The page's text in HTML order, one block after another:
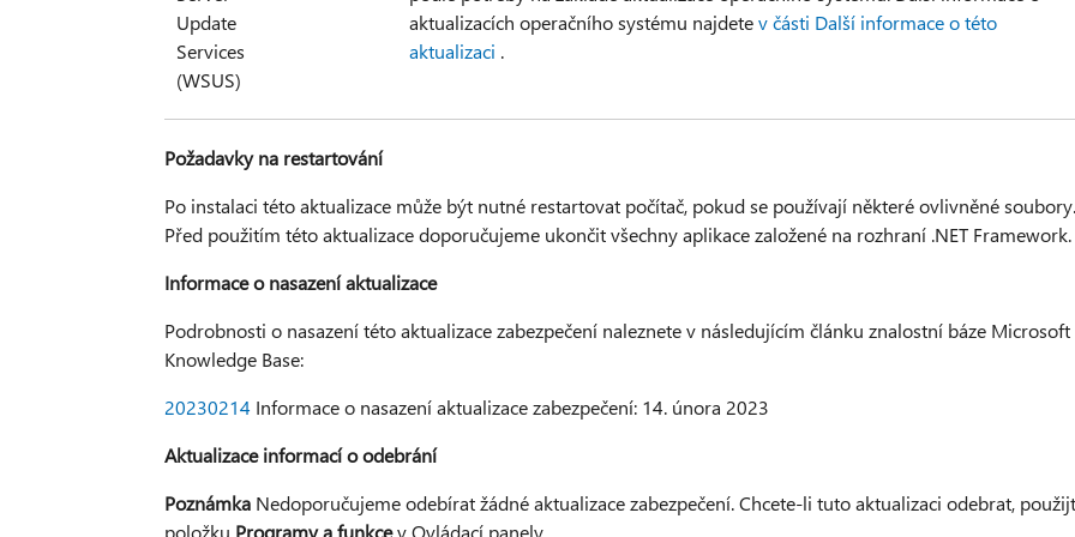
Update
Services
(WSUS)
aktualizacích operačního systému najdetev části Další informace o této
aktualizaci .
Požadavky na restartování
Po instalaci této aktualizace může být nutné restartovat počítač, pokud se používají některé ovlivněné soubory.
Před použitím této aktualizace doporučujeme ukončit všechny aplikace založené na rozhraní .NET Framework.
Informace o nasazení aktualizace
Podrobnosti o nasazení této aktualizace zabezpečení naleznete v následujícím článku znalostní báze Microsoft
Knowledge Base:
20230214 Informace o nasazení aktualizace zabezpečení: 14. února 2023
Aktualizace informací o odebrání
PoznámkaNedoporučujeme odebírat žádné aktualizace zabezpečení. Chcete-li tuto aktualizaci odebrat,